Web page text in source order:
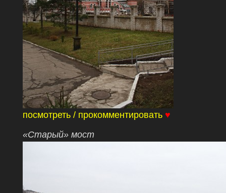
посмотреть / прокомментировать ♥
«Старый» мост